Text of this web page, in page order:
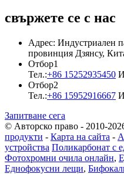
свържете се с нас
Адрес: Индустриален
провинция Дзянсу,
Отбор1
Тел.:+86 15252935450
Отбор2
Тел.:+86 15952916667
Запитване сега
© Авторско право - 2010-
продукти - Карта на сайта -
устройства Поликарбонат с
Фотохромни очила онлайн,
Еднофокусни лещи,